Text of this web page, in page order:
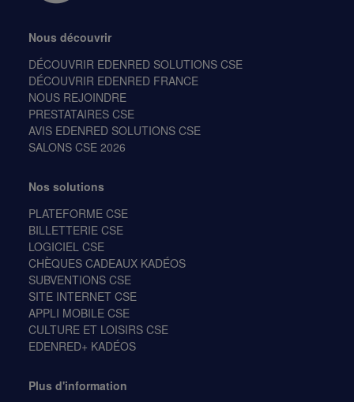
Nous découvrir
DÉCOUVRIR EDENRED SOLUTIONS CSE
DÉCOUVRIR EDENRED FRANCE
NOUS REJOINDRE
PRESTATAIRES CSE
AVIS EDENRED SOLUTIONS CSE
SALONS CSE 2026
Nos solutions
PLATEFORME CSE
BILLETTERIE CSE
LOGICIEL CSE
CHÈQUES CADEAUX KADÉOS
SUBVENTIONS CSE
SITE INTERNET CSE
APPLI MOBILE CSE
CULTURE ET LOISIRS CSE
EDENRED+ KADÉOS
Plus d'information